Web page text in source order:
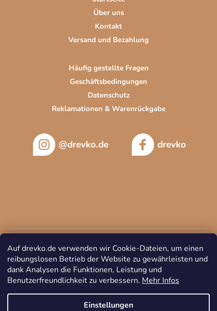
Auf drevko.de verwenden wir Cookie-Dateien, um einen
reibungslosen Betrieb der Website zu gewährleisten und
dank Analysen die Funktionen, Leistung und
Benutzerfreundlichkeit zu verbessern. Mehr Infos
Einstellungen
n
t
e
d
L
i
s
t
e
Über uns
Kontakt
Versand und Bezahlung
Häufig gestellte Fragen
Geschäftsbedingungen
Datenschutz
Reklamationen & Warenrückgabe
@drevko.de drevko
Copyright 2026DREVKO. Alle Rechte vorbehalten.